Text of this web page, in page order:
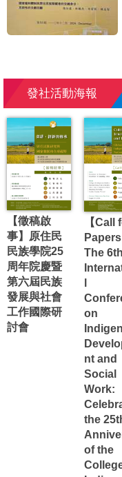
發社活動海報
【徵稿啟
事】原住民
民族學院25
周年院慶暨
第六屆民族
發展與社會
工作國際研
討會
【Call
Papers
The 6th
on
nt and
Social
Work:
the
of the